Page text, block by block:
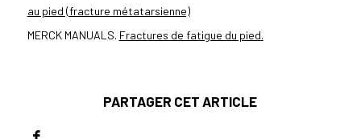
au pied (fracture métatarsienne)
MERCK MANUALS. Fractures de fatigue du pied.
PARTAGER CET ARTICLE